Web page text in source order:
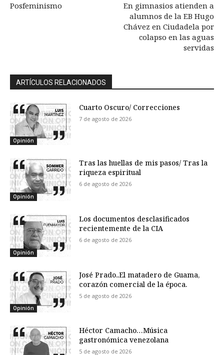
Posfeminismo
En gimnasios atienden a
alumnos de la EB Hugo
Chávez en Ciudadela por
colapso en las aguas
servidas
ARTÍCULOS RELACIONADOS
Opinión
Cuarto Oscuro/ Correcciones
7 de agosto de 2026
Opinión
Tras las huellas de mis pasos/ Tras la
riqueza espiritual
6 de agosto de 2026
Opinión
Los documentos desclasificados
recientemente de la CIA
6 de agosto de 2026
Opinión
José Prado..El matadero de Guama,
corazón comercial de la época.
5 de agosto de 2026
Héctor Camacho…Música
gastronómica venezolana
5 de agosto de 2026